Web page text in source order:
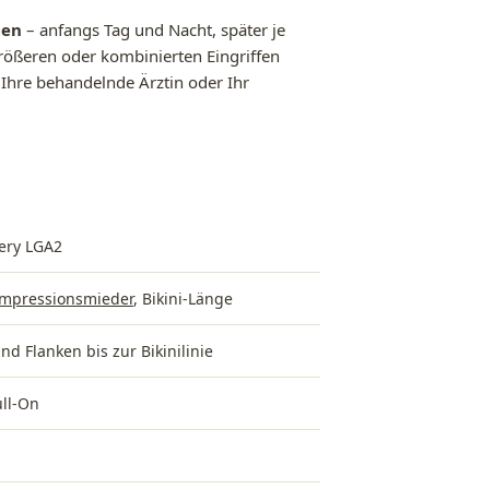
– anfangs Tag und Nacht, später je
oder kombinierten Eingriffen
behandelnde Ärztin oder Ihr
LGA2
, Bikini-Länge
Flanken bis zur Bikinilinie
On